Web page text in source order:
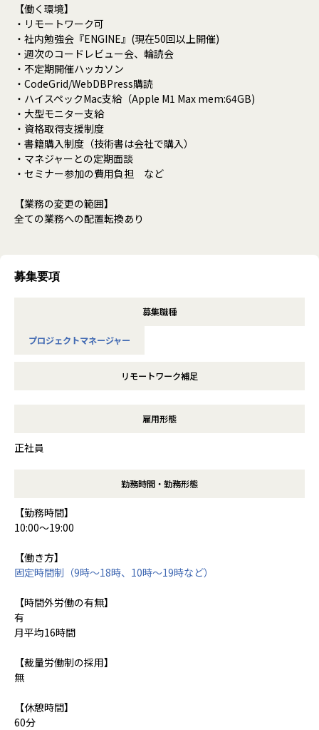
【働く環境】
・リモートワーク可
・社内勉強会『ENGINE』(現在50回以上開催)
・週次のコードレビュー会、輪読会
・不定期開催ハッカソン
・CodeGrid/WebDBPress購読
・ハイスペックMac支給（Apple M1 Max mem:64GB)
・大型モニター支給
・資格取得支援制度
・書籍購入制度（技術書は会社で購入）
・マネジャーとの定期面談
・セミナー参加の費用負担 など
【業務の変更の範囲】
全ての業務への配置転換あり
募集要項
募集職種
プロジェクトマネージャー
リモートワーク補足
雇用形態
正社員
勤務時間・勤務形態
【勤務時間】
10:00～19:00
【働き方】
固定時間制（9時～18時、10時～19時など）
【時間外労働の有無】
有
月平均16時間
【裁量労働制の採用】
無
【休憩時間】
60分